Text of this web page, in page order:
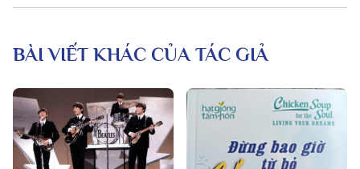
BÀI VIẾT KHÁC CỦA TÁC GIẢ